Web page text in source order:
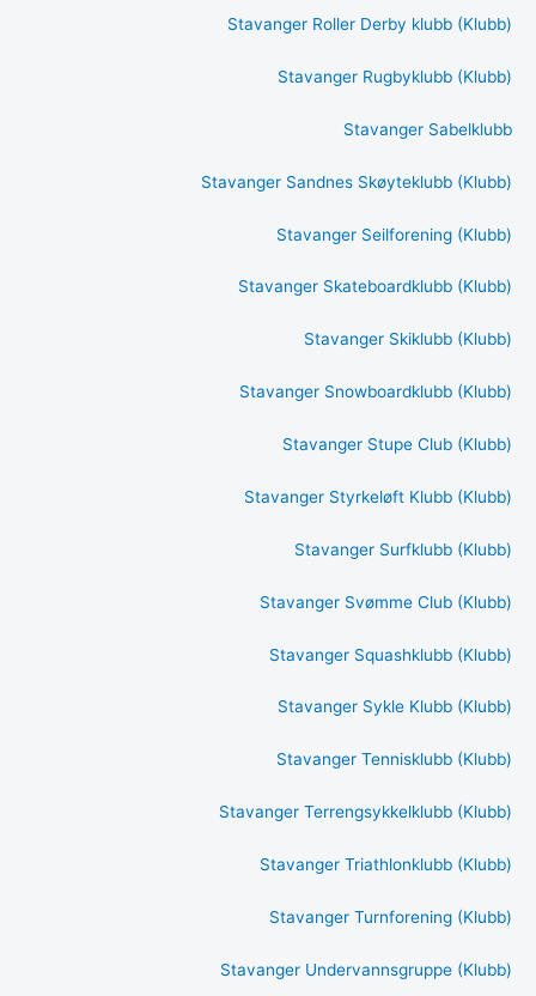
Stavanger Roller Derby klubb (Klubb)
Stavanger Rugbyklubb (Klubb)
Stavanger Sabelklubb
Stavanger Sandnes Skøyteklubb (Klubb)
Stavanger Seilforening (Klubb)
Stavanger Skateboardklubb (Klubb)
Stavanger Skiklubb (Klubb)
Stavanger Snowboardklubb (Klubb)
Stavanger Stupe Club (Klubb)
Stavanger Styrkeløft Klubb (Klubb)
Stavanger Surfklubb (Klubb)
Stavanger Svømme Club (Klubb)
Stavanger Squashklubb (Klubb)
Stavanger Sykle Klubb (Klubb)
Stavanger Tennisklubb (Klubb)
Stavanger Terrengsykkelklubb (Klubb)
Stavanger Triathlonklubb (Klubb)
Stavanger Turnforening (Klubb)
Stavanger Undervannsgruppe (Klubb)